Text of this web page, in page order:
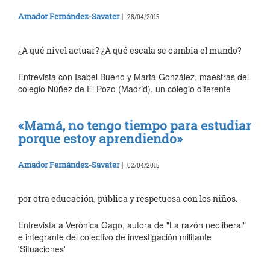
Amador Fernández-Savater| 28/04/2015
¿A qué nivel actuar? ¿A qué escala se cambia el mundo?
Entrevista con Isabel Bueno y Marta González, maestras del
colegio Núñez de El Pozo (Madrid), un colegio diferente
«Mamá, no tengo tiempo para estudiar
porque estoy aprendiendo»
Amador Fernández-Savater| 02/04/2015
por otra educación, pública y respetuosa con los niños.
Entrevista a Verónica Gago, autora de "La razón neoliberal"
e integrante del colectivo de investigación militante
'Situaciones'